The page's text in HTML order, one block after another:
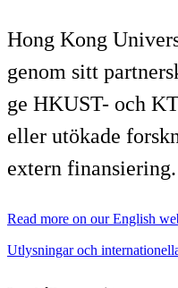
Hong Kong
genom sitt
ge HKUST- och
eller utökade
extern finansiering.
Read more on our English
Utlysningar och